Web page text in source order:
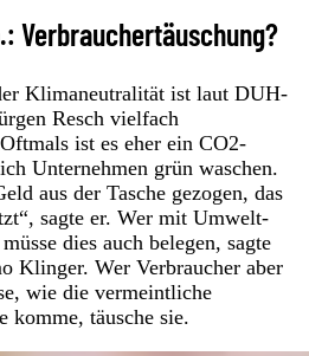
Verbrauchertäuschung?
Klimaneutralität ist laut DUH-
Resch vielfach
ist es eher ein CO2-
Unternehmen grün waschen.
aus der Tasche gezogen, das
sagte er. Wer mit Umwelt-
dies auch belegen, sagte
Klinger. Wer Verbraucher aber
wie die vermeintliche
komme, täusche sie.